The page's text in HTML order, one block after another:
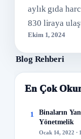
aylık gıda
830 liraya
Ekim 1, 2024
Blog Rehberi
En Çok
1
Binaların
Yönetmelik
Ocak 14, 2022 ·